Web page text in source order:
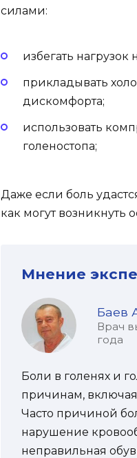
силами:
избегать
прикладывать
дискомфорта;
использовать
голеностопа;
Даже если боль
как могут возникнуть
Мнение
Баев
Врач
года
Боли в голенях и
причинам, включая
Часто причиной
нарушение
неправильная